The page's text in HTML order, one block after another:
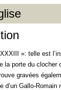
»: telle est
la porte du clocher
gravées
d’un Gallo-Romain